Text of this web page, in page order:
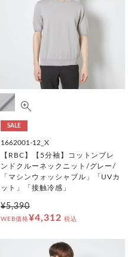
SALE
1662001-12_X
【RBC】【5分袖】コットンブレ
ンドクルーネックニット/グレー/
「マシンウォッシャブル」「UVカ
ット」「接触冷感」
¥5,390
WEB価格¥4,312 税込